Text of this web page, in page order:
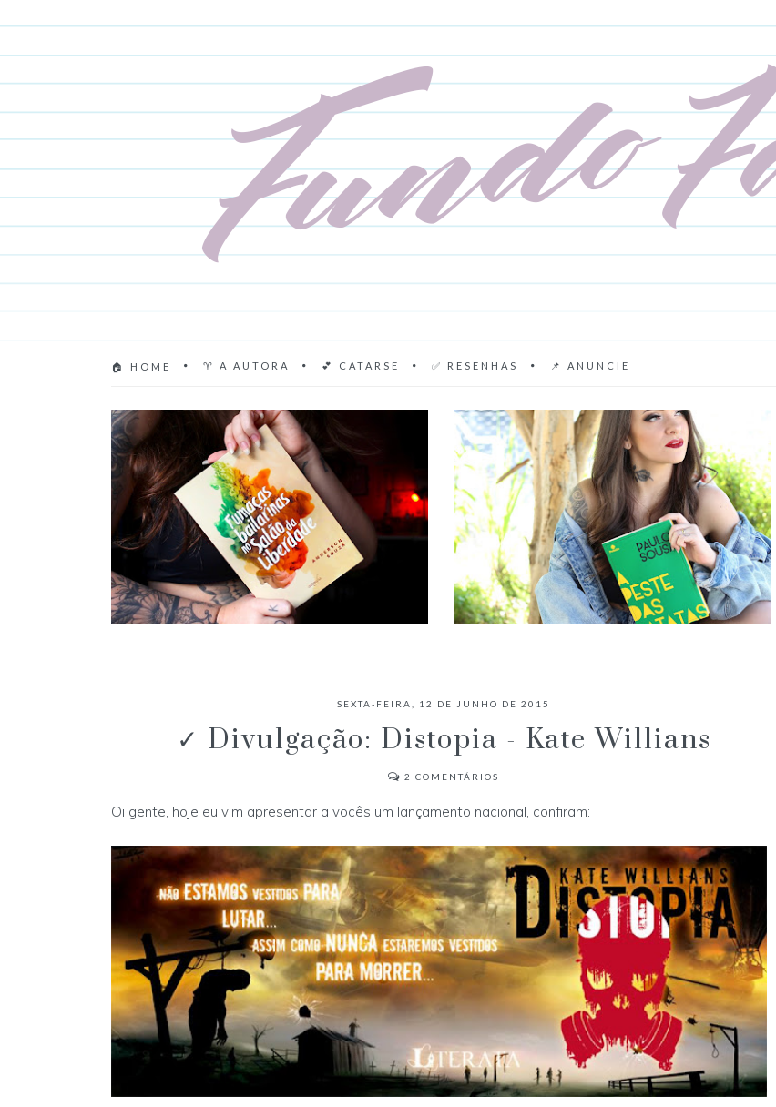
🏠 HOME ♈ A AUTORA 💕 CATARSE ✅ RESENHAS 📌 ANUNCIE
NO SALÃO DA LIBERDADE -SEXTA-FEIRA, 12 DE JUNHO DE 2015
✓ Divulgação: Distopia - Kate Willians
2 COMENTÁRIOS
Oi gente, hoje eu vim apresentar a vocês um lançamento nacional, confiram: